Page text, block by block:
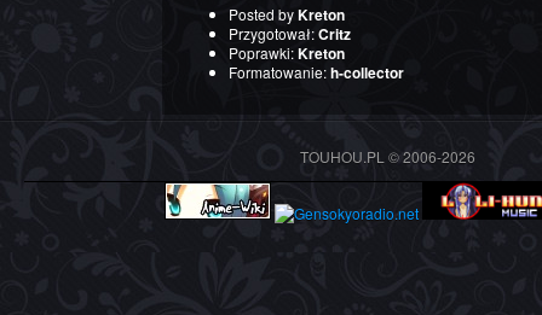
Posted byKreton
Przygotował:Critz
Poprawki:Kreton
Formatowanie:h-collector
TOUHOU.PL © 2006-2026